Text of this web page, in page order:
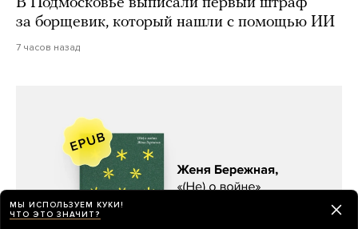
за борщевик, который нашли с помощью ИИ
7 часов назад
МЫ ИСПОЛЬЗУЕМ КУКИ!
ЧТО ЭТО ЗНАЧИТ?